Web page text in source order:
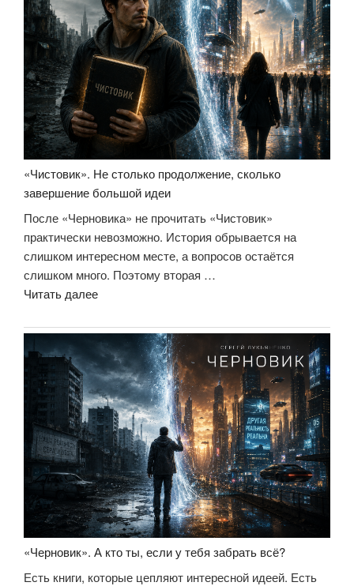
боссов.
Жесткие
и
честные
уроки
управления,
которые
лучше
выучить
на
чужом
опыте»»
«Чистовик». Не столько продолжение, сколько
завершение большой идеи
После «Черновика» не прочитать «Чистовик»
практически невозможно. История обрывается на
слишком интересном месте, а вопросов остаётся
слишком много. Поэтому вторая …
Читать далее««Чистовик».
столько
продолжение,
сколько
завершение
большой
идеи»
«Черновик». А кто ты, если у тебя забрать всё?
Есть книги, которые цепляют интересной идеей. Есть